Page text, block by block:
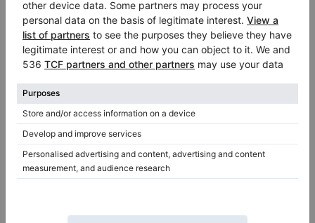
Chiedi i dettagli:
Informazioni su venditore:
Account privato